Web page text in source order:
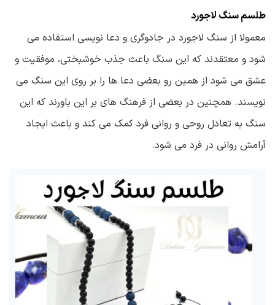
طلسم سنگ لاجورد
معمولا از سنگ لاجورد در جادوگری و دعا نویسی استفاده می
شود و معتقدند که این سنگ باعث جذب خوشبختی، موفقیت و
عشق می شود از همین رو بعضی دعا ها را بر روی این سنگ می
نویسند. همچنین در بعضی از فرهنگ های بر این باورند که این
سنگ به تعادل روحی و روانی فرد کمک می کند و باعث ایجاد
آرامش روانی در فرد می شود.